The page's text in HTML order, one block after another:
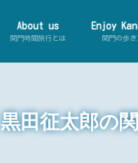
About us
関門時間旅行とは
Enjoy
関門の歩き
黒田征太郎の